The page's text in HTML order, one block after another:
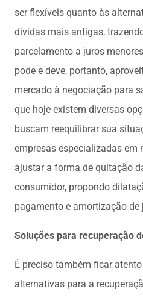
ser flexíveis quanto às
dívidas mais antigas,
parcelamento a juros
pode e deve, portanto,
mercado à negociação para
que hoje existem diversas
buscam reequilibrar sua
empresas especializadas em
ajustar a forma de quitação
consumidor, propondo
pagamento e amortização de
Soluções para recuperação
É preciso também ficar
alternativas para a